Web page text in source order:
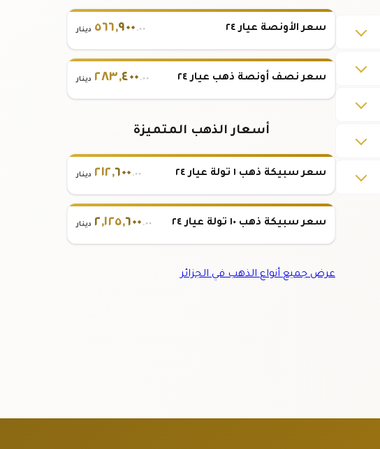
سعر الأونصة عيار ٢٤ ٥٦٦,٩٠٠ .٠٠ دينار
سعر نصف أونصة ذهب عيار ٢٤ ٢٨٣,٤٠٠ .٠٠ دينار
أسعار الذهب المتميزة
سعر سبيكة ذهب ١ تولة عيار ٢٤ ٢١٢,٦٠٠ .٠٠ دينار
سعر سبيكة ذهب ١٠ تولة عيار ٢٤ ٢,١٢٥,٦٠٠ .٠٠ دينار
عرض جميع أنواع الذهب في الجزائر